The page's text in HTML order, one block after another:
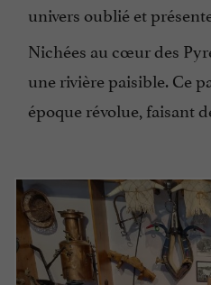
univers oublié et
Nichées au cœur des
une rivière paisible. Ce
époque révolue, faisant